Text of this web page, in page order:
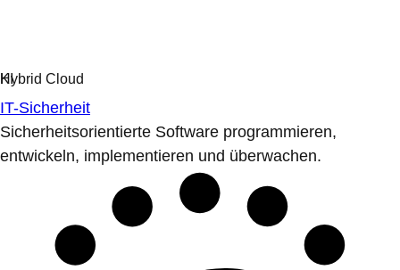
IT-Sicherheit
Sicherheitsorientierte Software programmieren,
entwickeln, implementieren und überwachen.